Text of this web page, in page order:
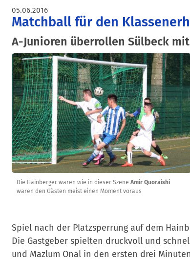
05.06.2016
Matchball für den
A-Junioren überrollen Sülbeck mit
Die Hainberger waren wie in dieser Szene Amir Quoraishi
waren den Gästen meist einen Moment voraus
Spiel nach der Platzsperrung auf dem
Die Gastgeber spielten druckvoll und
und Mazlum Onal in den ersten drei